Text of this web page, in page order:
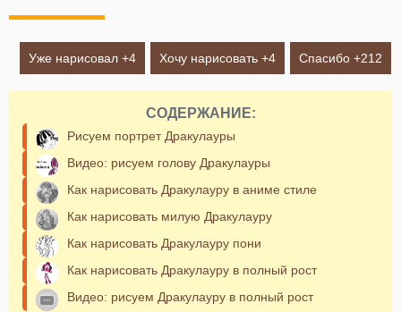
Уже нарисовал +4 Хочу нарисовать +4 Спасибо +212
СОДЕРЖАНИЕ:
Рисуем портрет Дракулауры
Видео: рисуем голову Дракулауры
Как нарисовать Дракулауру в аниме стиле
Как нарисовать милую Дракулауру
Как нарисовать Дракулауру пони
Как нарисовать Дракулауру в полный рост
Видео: рисуем Дракулауру в полный рост